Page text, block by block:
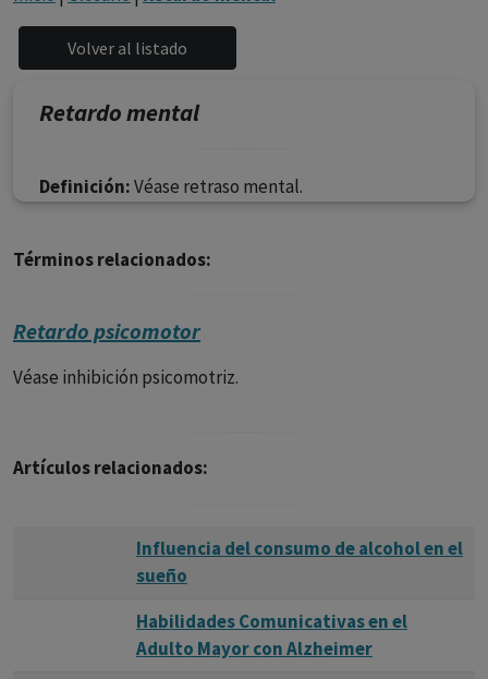
fármacos se facilita a título meramente informativo,
siendo responsabilidad de los profesionales
facultados prescribir medicamentos y decidir, en cada
caso concreto, el tratamiento más adecuado a las
Retardo mental
Definición:Véase retraso mental.
Términos relacionados:
Retardo psicomotor
Véase inhibición psicomotriz.
Artículos relacionados:
Influencia del consumo de alcohol en el
sueño
Habilidades Comunicativas en el
Adulto Mayor con Alzheimer